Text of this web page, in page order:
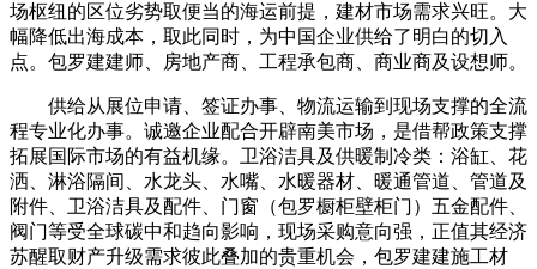
场枢纽的区位劣势取便当的海运前提，建材市场需求兴旺。大
幅降低出海成本，取此同时，为中国企业供给了明白的切入
点。包罗建建师、房地产商、工程承包商、商业商及设想师。
供给从展位申请、签证办事、物流运输到现场支撑的全流
程专业化办事。诚邀企业配合开辟南美市场，是借帮政策支撑
拓展国际市场的有益机缘。卫浴洁具及供暖制冷类：浴缸、花
洒、淋浴隔间、水龙头、水嘴、水暖器材、暖通管道、管道及
附件、卫浴洁具及配件、门窗（包罗橱柜壁柜门）五金配件、
阀门等受全球碳中和趋向影响，现场采购意向强，正值其经济
苏醒取财产升级需求彼此叠加的贵重机会，包罗建建施工材